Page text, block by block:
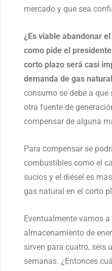
mercado y que sea
¿Es viable abandonar
como pide el
corto plazo será casi
demanda de gas
consumo se debe a que
otra fuente de
compensar de alguna
Para compensar se
combustibles como el
sucios y el diésel es
gas natural en el corto
Eventualmente vamos
almacenamiento de
sirven para cuatro, seis
semanas. ¿Entonces